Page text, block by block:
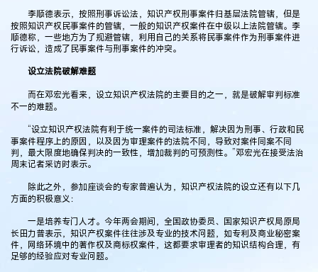
李顺德表示，按照刑事诉讼法，知识产权刑事案件归基层法院管辖，但是
按照知识产权民事案件的管辖，一般的知识产权案件在中级以上法院管辖。李
顺德称，一些地方为了规避管辖，利用自己的关系将民事案件作为刑事案件进
行诉讼，造成了民事案件与刑事案件的冲突。
设立法院破解难题
而在邓宏光看来，设立知识产权法院的主要目的之一，就是破解审判标准
不一的难题。
“设立知识产权法院有利于统一案件的司法标准，解决因为刑事、行政和民
事案件程序上的原因，以及因为审理案件的法院不同，导致对案件同案不同
判，最大限度地确保判决的一致性，增加裁判的可预测性。”邓宏光在接受法治
周末记者采访时表示。
除此之外，参加座谈会的专家普遍认为，知识产权法院的设立还有以下几
方面的积极意义：
一是培养专门人才。今年两会期间，全国政协委员、国家知识产权局原局
长田力普表示，知识产权案件往往涉及专业的技术问题，如专利及商业秘密案
件，网络环境中的著作权及商标权案件，这都要求审理者的知识结构合理，有
足够的经验应对专业问题。